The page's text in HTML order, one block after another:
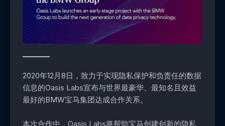
2020年12月8日，致力于实现隐私保护和负责任的数据
信息的Oasis Labs宣布与世界最豪华、最知名且效益
最好的BMW宝马集团达成合作关系。
本次合作中，Oasis Labs将帮助宝马创建创新的隐私